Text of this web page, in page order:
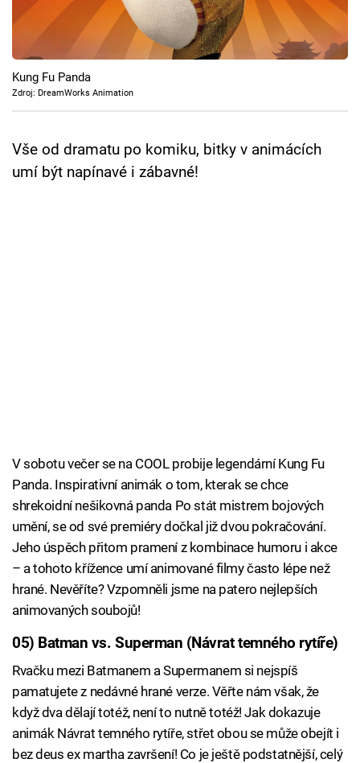
Cool Esport
Pořady
TV Program
Přihlášení
Kung Fu Panda
Zdroj: DreamWorks Animation
Vše od dramatu po komiku, bitky v animácích
umí být napínavé i zábavné!
V sobotu večer se na COOL probije legendární Kung Fu
Panda. Inspirativní animák o tom, kterak se chce
shrekoidní nešikovná panda Po stát mistrem bojových
umění, se od své premiéry dočkal již dvou pokračování.
Jeho úspěch přitom pramení z kombinace humoru i akce
– a tohoto křížence umí animované filmy často lépe než
hrané. Nevěříte? Vzpomněli jsme na patero nejlepších
animovaných soubojů!
05) Batman vs. Superman (Návrat temného rytíře)
Rvačku mezi Batmanem a Supermanem si nejspíš
pamatujete z nedávné hrané verze. Věřte nám však, že
když dva dělají totéž, není to nutně totéž! Jak dokazuje
animák Návrat temného rytíře, střet obou se může obejít i
bez deus ex martha završení! Co je ještě podstatnější, celý